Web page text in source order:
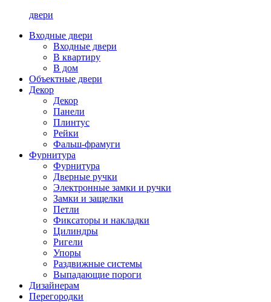
двери
Входные двери
Входные двери
В квартиру
В дом
Объектные двери
Декор
Декор
Панели
Плинтус
Рейки
Фальш-фрамуги
Фурнитура
Фурнитура
Дверные ручки
Электронные замки и ручки
Замки и защелки
Петли
Фиксаторы и накладки
Цилиндры
Ригели
Упоры
Раздвижные системы
Выпадающие пороги
Дизайнерам
Перегородки